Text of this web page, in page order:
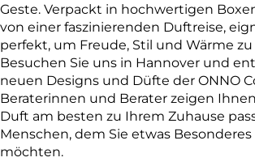
Geste. Verpackt in hochwertigen
von einer faszinierenden Duftreise,
perfekt, um Freude, Stil und Wärme
Besuchen Sie uns in Hannover und
neuen Designs und Düfte der ONNO
Beraterinnen und Berater zeigen
Duft am besten zu Ihrem Zuhause
Menschen, dem Sie etwas
möchten.